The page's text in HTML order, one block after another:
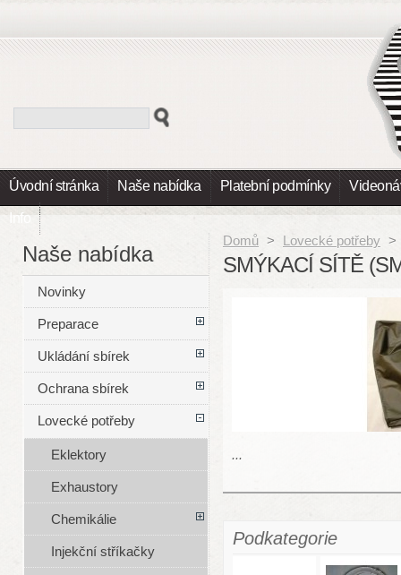
Úvodní stránka Naše nabídka Platební podmínky
Info
Domů > Lovecké potřeby >
SMÝKACÍ SÍTĚ
...
Podkategorie
Naše nabídka
Novinky
Preparace
Ukládání sbírek
Ochrana sbírek
Lovecké potřeby
Eklektory
Exhaustory
Chemikálie
Injekční stříkačky